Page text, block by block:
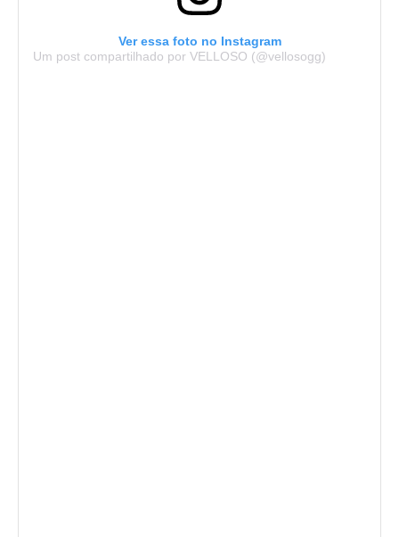
Ver essa foto no Instagram
Um post compartilhado por VELLOSO (@vellosogg)